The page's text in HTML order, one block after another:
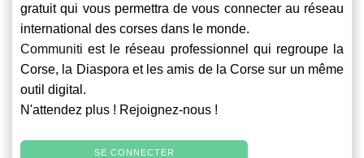
gratuit qui vous permettra de vous connecter au réseau
international des corses dans le monde.
Communiti est le réseau professionnel qui regroupe la
Corse, la Diaspora et les amis de la Corse sur un même
outil digital.
N'attendez plus ! Rejoignez-nous !
SE CONNECTER